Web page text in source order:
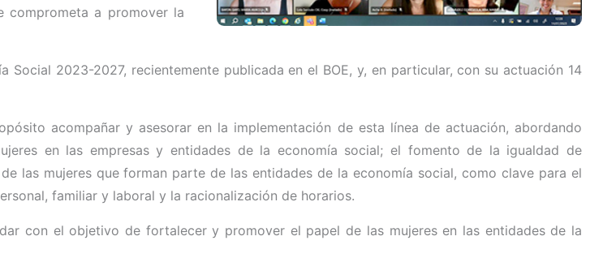
comprometa a promover la
2023-2027, recientemente publicada en el BOE, y, en particular, con su actuación 14
acompañar y asesorar en la implementación de esta línea de actuación, abordando
en las empresas y entidades de la economía social; el fomento de la igualdad de
las mujeres que forman parte de las entidades de la economía social, como clave para el
familiar y laboral y la racionalización de horarios.
con el objetivo de fortalecer y promover el papel de las mujeres en las entidades de la